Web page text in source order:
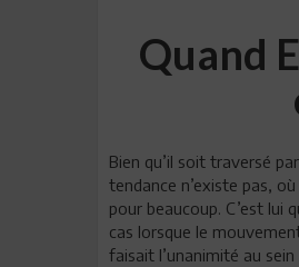
Quand
Bien qu’il soit traversé
tendance n’existe pas,
pour beaucoup. C’est lui
cas lorsque le
faisait l’unanimité au